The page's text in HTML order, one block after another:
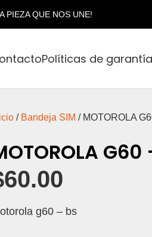
PIEZA QUE NOS UNE!
Políticas de garantía
/ Bandeja SIM / MOTOROLA
G60
60.00
g60 – bs